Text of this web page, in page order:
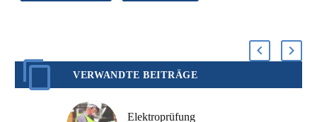
VERWANDTE BEITRÄGE
Elektroprüfung